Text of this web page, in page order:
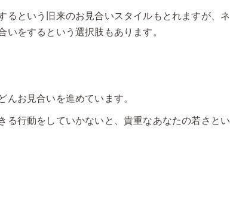
るという旧来のお見合いスタイルもとれますが、ネ
をするという選択肢もあります。
お見合いを進めています。
る行動をしていかないと、貴重なあなたの若さとい